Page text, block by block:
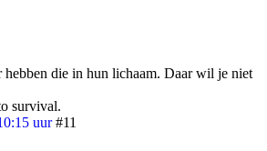
die in hun lichaam. Daar wil je niet
survival.
uur #11